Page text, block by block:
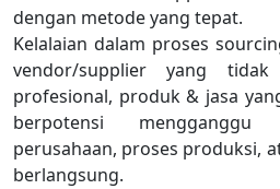
dengan metode yang tepat.
Kelalaian dalam proses
vendor/supplier yang
profesional, produk & jasa
berpotensi mengganggu
perusahaan, proses produksi,
berlangsung.